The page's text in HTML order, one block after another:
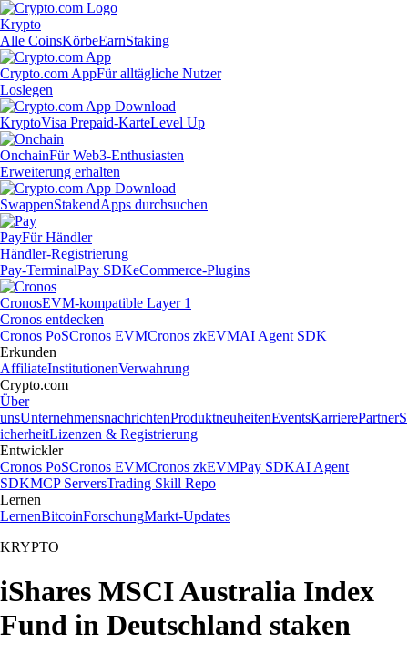
Krypto
Alle CoinsKörbeEarnStaking
Crypto.com AppFür alltägliche Nutzer
Loslegen
KryptoVisa Prepaid-KarteLevel Up
OnchainFür Web3-Enthusiasten
Erweiterung erhalten
SwappenStakendApps durchsuchen
PayFür Händler
Händler-Registrierung
Pay-TerminalPay SDKeCommerce-Plugins
CronosEVM-kompatible Layer 1
Cronos entdecken
Cronos PoSCronos EVMCronos zkEVMAI Agent SDK
Erkunden
AffiliateInstitutionenVerwahrung
Crypto.com
Über
unsUnternehmensnachrichtenProduktneuheitenEventsKarrierePartnerS
icherheitLizenzen & Registrierung
Entwickler
Cronos PoSCronos EVMCronos zkEVMPay SDKAI Agent
SDKMCP ServersTrading Skill Repo
Lernen
LernenBitcoinForschungMarkt-Updates
KRYPTO
iShares MSCI Australia Index
Fund in Deutschland staken